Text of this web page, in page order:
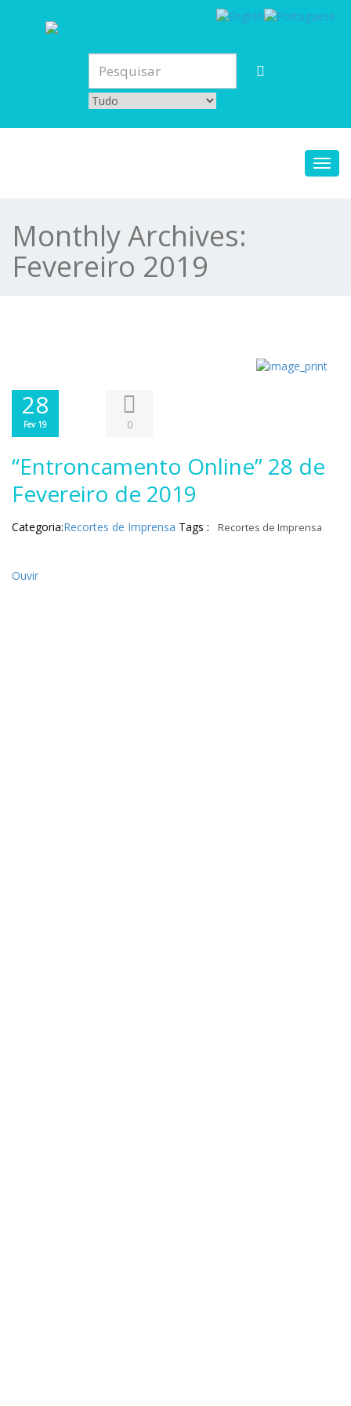
Monthly Archives:
Fevereiro 2019
28
Fev 19 0
“Entroncamento Online” 28 de
Fevereiro de 2019
Categoria:Recortes de Imprensa Tags : Recortes de Imprensa
Ouvir